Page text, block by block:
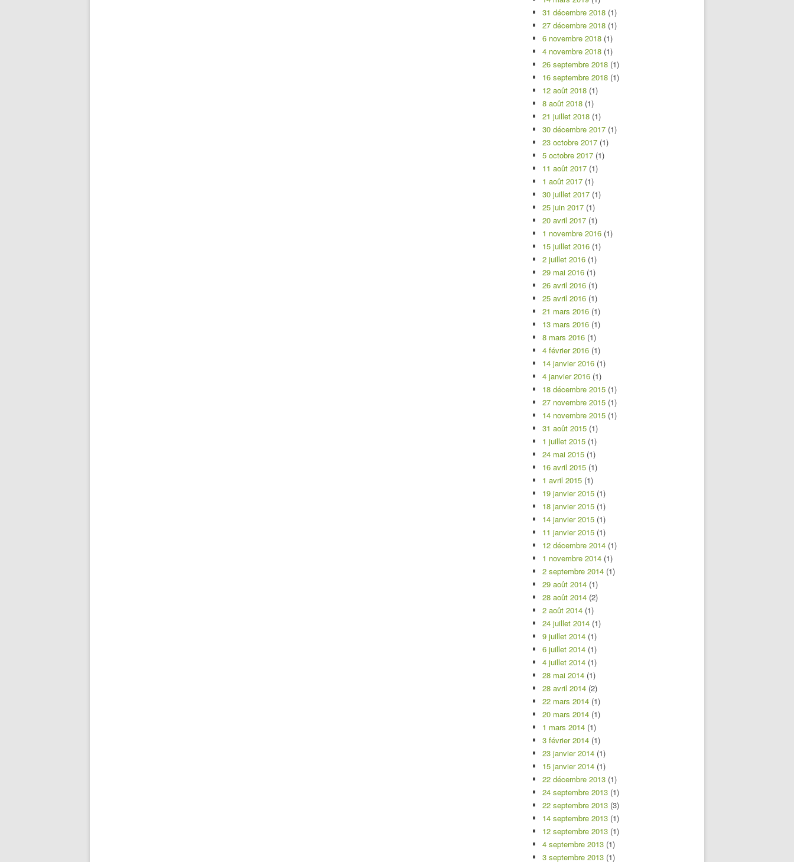
31 décembre 2018 (1)
27 décembre 2018 (1)
6 novembre 2018 (1)
4 novembre 2018 (1)
26 septembre 2018 (1)
16 septembre 2018 (1)
12 août 2018 (1)
8 août 2018 (1)
21 juillet 2018 (1)
30 décembre 2017 (1)
23 octobre 2017 (1)
5 octobre 2017 (1)
11 août 2017 (1)
1 août 2017 (1)
30 juillet 2017 (1)
25 juin 2017 (1)
20 avril 2017 (1)
1 novembre 2016 (1)
15 juillet 2016 (1)
2 juillet 2016 (1)
29 mai 2016 (1)
26 avril 2016 (1)
25 avril 2016 (1)
21 mars 2016 (1)
13 mars 2016 (1)
8 mars 2016 (1)
4 février 2016 (1)
14 janvier 2016 (1)
4 janvier 2016 (1)
18 décembre 2015 (1)
27 novembre 2015 (1)
14 novembre 2015 (1)
31 août 2015 (1)
1 juillet 2015 (1)
24 mai 2015 (1)
16 avril 2015 (1)
1 avril 2015 (1)
19 janvier 2015 (1)
18 janvier 2015 (1)
14 janvier 2015 (1)
11 janvier 2015 (1)
12 décembre 2014 (1)
1 novembre 2014 (1)
2 septembre 2014 (1)
29 août 2014 (1)
28 août 2014 (2)
2 août 2014 (1)
24 juillet 2014 (1)
9 juillet 2014 (1)
6 juillet 2014 (1)
4 juillet 2014 (1)
28 mai 2014 (1)
28 avril 2014 (2)
22 mars 2014 (1)
20 mars 2014 (1)
1 mars 2014 (1)
3 février 2014 (1)
23 janvier 2014 (1)
15 janvier 2014 (1)
22 décembre 2013 (1)
24 septembre 2013 (1)
22 septembre 2013 (3)
14 septembre 2013 (1)
12 septembre 2013 (1)
4 septembre 2013 (1)
3 septembre 2013 (1)